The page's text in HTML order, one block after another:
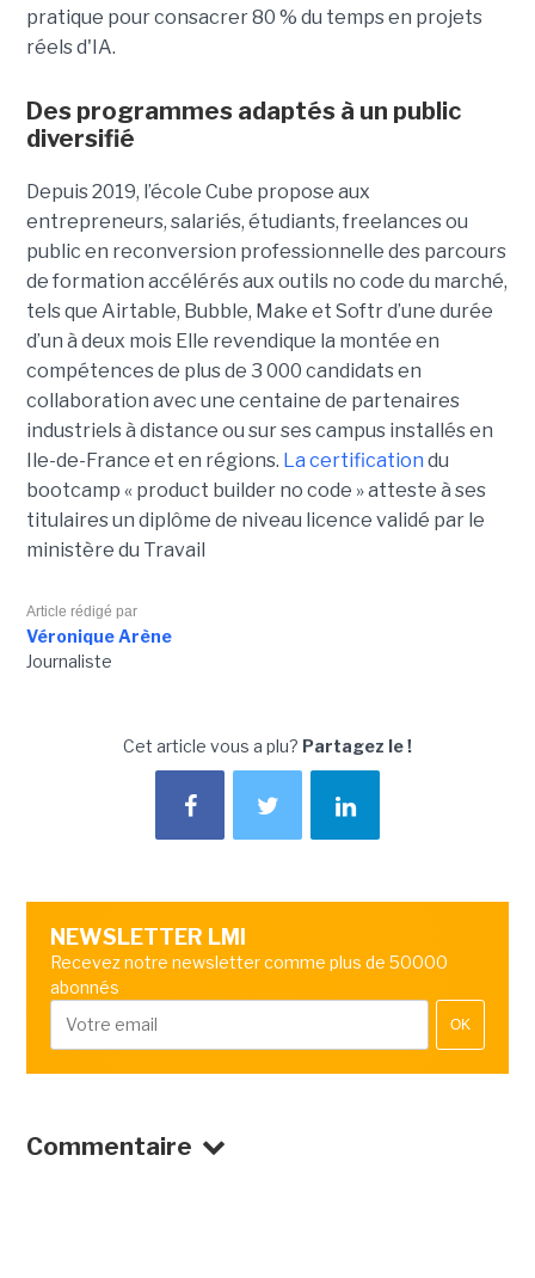
pratique pour consacrer 80 % du temps en projets
réels d'IA.
Des programmes adaptés à un public
diversifié
Depuis 2019, l’école Cube propose aux
entrepreneurs, salariés, étudiants, freelances ou
public en reconversion professionnelle des parcours
de formation accélérés aux outils no code du marché,
tels que Airtable, Bubble, Make et Softr d’une durée
d’un à deux mois Elle revendique la montée en
compétences de plus de 3 000 candidats en
collaboration avec une centaine de partenaires
industriels à distance ou sur ses campus installés en
Ile-de-France et en régions. La certification du
bootcamp « product builder no code » atteste à ses
titulaires un diplôme de niveau licence validé par le
ministère du Travail
Article rédigé par
Véronique Arène
Journaliste
Cet article vous a plu? Partagez le !
NEWSLETTER LMI
Recevez notre newsletter comme plus de 50000
abonnés
OK
Commentaire